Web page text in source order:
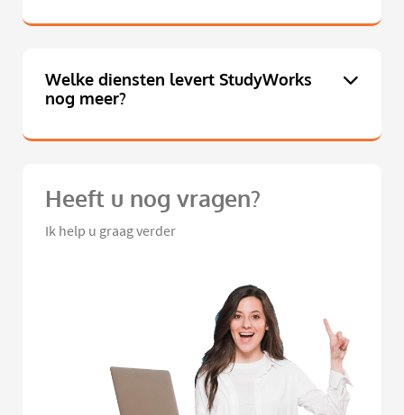
Welke diensten levert StudyWorks
nog meer?
Heeft u nog vragen?
Ik help u graag verder